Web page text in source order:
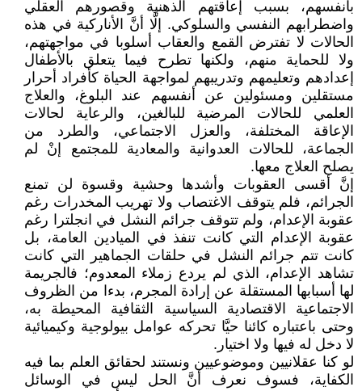
بأنفسهم، بسبب إعاقتهم الذهنية وقصورهم العقلي
واضطرابهم النفسي والسلوكي. إلَّا أنَّ الأناركية في هذه
الحالات لا تفترض القمع والعقاب أسلوبا في مواجهتهم،
ولا للحماية منهم، ولكنها تطرح فيما يتعلق بالأطفال
إعدادهم وتعليمهم وتدريبهم لمواجهة الحياة كأفراد أحرار
مستقلين ومسئولين عن أنفسهم عند البلوغ، والعلاج
العلمي للحالات المرضية للبالغين، والرعاية لحالات
الإعاقة المختلفة، والعزل الاجتماعي، والطرد من
الجماعة، للحالات العدوانية والمعادية للمجتمع إنْ لم
يصلح العلاج معها.
إنَّ أقسى العقوبات وأشدها وحشية وقسوة لن تمنع
الجرائم، فلم يتوقف الاغتصاب ولا تهريب المخدرات رغم
عقوبة الإعدام، ولم تتوقف جرائم النشل في انجلترا رغم
عقوبة الإعدام التي كانت تنفذ في الميادين العامة، بل
كانت تتم جرائم النشل في حلقات الجماهير التي كانت
تشاهد الإعدام، الذي لم يردع زملاء المعدوم؛ فالجريمة
لها أسبابها المستقلة عن إرادة المجرم، بدءا من الظروف
الاجتماعية الاقتصادية السياسية الثقافية المحيطة به،
وحتى باعتباره كائنا حيَّا تحركه عوامل بيولوجية وكيميائية
لا دخل له فيها ولا اختيار.
لو كنا عقلانيين وموضوعيين ونستند لحقائق العلم بما فيه
الكفاية، فسوف نعرف أنَّ الحل ليس في الوسائل